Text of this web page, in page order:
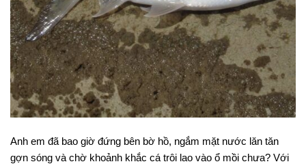
Anh em đã bao giờ đứng bên bờ hồ, ngắm mặt nước lăn tăn
gợn sóng và chờ khoảnh khắc cá trôi lao vào ổ mồi chưa? Với